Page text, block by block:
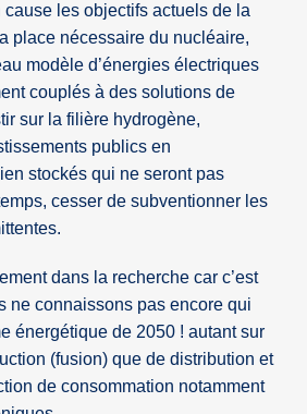
cause les objectifs actuels de la
place nécessaire du nucléaire,
modèle d’énergies électriques
couplés à des solutions de
sur la filière hydrogène,
publics en
stockés qui ne seront pas
cesser de subventionner les
dans la recherche car c’est
ne connaissons pas encore qui
énergétique de 2050 ! autant sur
(fusion) que de distribution et
de consommation notamment